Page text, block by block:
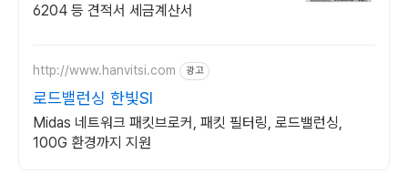
6204 등 견적서 세금계산서
http://www.hanvitsi.com 광고
로드밸런싱 한빛SI
Midas 네트워크 패킷브로커, 패킷 필터링, 로드밸런싱,
100G 환경까지 지원